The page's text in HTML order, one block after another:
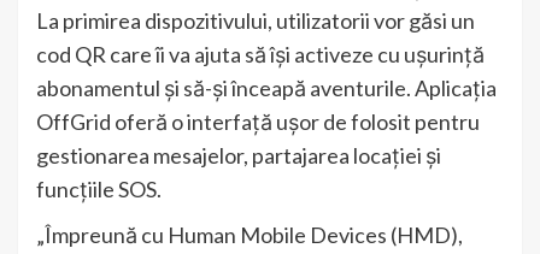
La primirea dispozitivului, utilizatorii vor găsi un
cod QR care îi va ajuta să își activeze cu ușurință
abonamentul și să-și înceapă aventurile. Aplicația
OffGrid oferă o interfață ușor de folosit pentru
gestionarea mesajelor, partajarea locației și
funcțiile SOS.
„Împreună cu Human Mobile Devices (HMD),